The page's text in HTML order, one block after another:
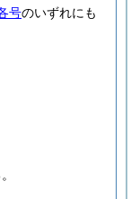
号のいずれにも